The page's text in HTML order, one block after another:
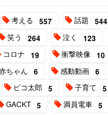
考える 557 話題 544
笑う 264 泣く 123
コロナ 19 衝撃映像 10
ちゃん 6 感動動画 6
ピコ太郎 5 子育て 5
GACKT 5 満員電車 5